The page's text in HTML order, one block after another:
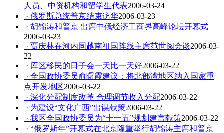
人员、中资机构和留学生代表2006-03-24
· 俄罗斯总统普京结束访华2006-03-23
· 胡锦涛和普京 出席中俄经济工商界高峰论坛开幕式
2006-03-23
· 贾庆林在河内同越南祖国阵线主席范世阅会谈2006-03-
22
· 库区移民的日子会一天比一天好2006-03-22
· 全国政协委员俞曙霞建议：将北部湾地区纳入国家重
点开发地区2006-03-22
· 深化分配制度改革 合理调节收入分配2006-03-22
· 为建设“文化广西”出谋献策2006-03-22
· 我区全国政协委员为“十一五”规划建言献策2006-03-22
· “俄罗斯年”开幕式在北京隆重举行胡锦涛主席和普京